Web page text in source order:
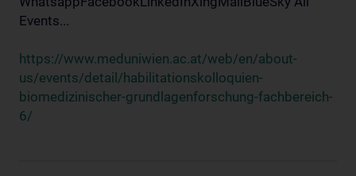
Events...
https://www.meduniwien.ac.at/web/en/about-
us/events/detail/habilitationskolloquien-
biomedizinischer-grundlagenforschung-fachbereich-
6/